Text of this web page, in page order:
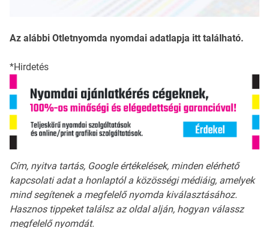
Az alábbi Otletnyomda nyomdai adatlapja itt található.
*Hirdetés
Cím, nyitva tartás, Google értékelések, minden elérhető
kapcsolati adat a honlaptól a közösségi médiáig, amelyek
mind segítenek a megfelelő nyomda kiválasztásához.
Hasznos tippeket találsz az oldal alján, hogyan válassz
megfelelő nyomdát.